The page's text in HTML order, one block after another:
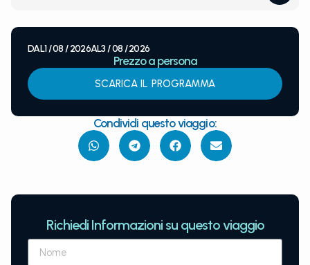
DAL1 / 08 / 2026AL3 / 08 / 2026
Prezzo a persona
SCARICA IL PROGRAMMA
Condividi questo viaggio:
Richiedi Informazioni su questo viaggio